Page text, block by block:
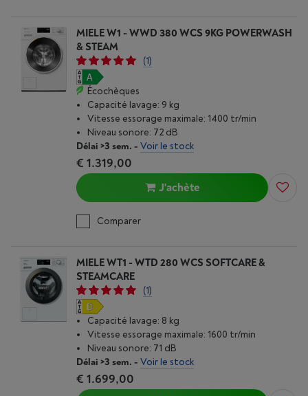
MIELE W1 - WWD 380 WCS 9KG POWERWASH
& STEAM
(1)
Écochèques
Capacité lavage: 9 kg
Vitesse essorage maximale: 1400 tr/min
Niveau sonore: 72 dB
Délai >3 sem. - Voir le stock
€ 1.319,00
J'achète
Comparer
MIELE WT1 - WTD 280 WCS SOFTCARE &
STEAMCARE
(1)
Capacité lavage: 8 kg
Vitesse essorage maximale: 1600 tr/min
Niveau sonore: 71 dB
Délai >3 sem. - Voir le stock
€ 1.699,00